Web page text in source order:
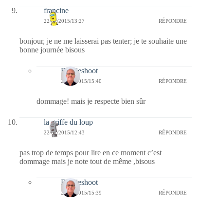
francine
22/01/2015/13:27 RÉPONDRE
bonjour, je ne me laisserai pas tenter; je te souhaite une
bonne journée bisous
Bernieshoot
22/01/2015/15:40 RÉPONDRE
dommage! mais je respecte bien sûr
la griffe du loup
22/01/2015/12:43 RÉPONDRE
pas trop de temps pour lire en ce moment c’est
dommage mais je note tout de même ,bisous
Bernieshoot
22/01/2015/15:39 RÉPONDRE